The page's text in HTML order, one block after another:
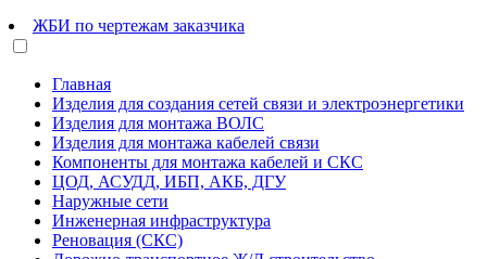
ЖБИ по чертежам заказчика
Главная
Изделия для создания сетей связи и электроэнергетики
Изделия для монтажа ВОЛС
Изделия для монтажа кабелей связи
Компоненты для монтажа кабелей и СКС
ЦОД, АСУДД, ИБП, АКБ, ДГУ
Наружные сети
Инженерная инфраструктура
Реновация (СКС)